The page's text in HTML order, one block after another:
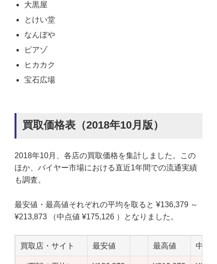
大黒屋
とけい堂
なんぼや
ピアゾ
ヒカカク
宝石広場
買取価格表（2018年10月版）
2018年10月、各店の買取価格を集計しました。この
ほか、バイヤー市場における直近1年間での流通実績
も調査。
最安値・最高値それぞれの平均を取ると ¥136,379 ～
¥213,873 （中点値 ¥175,126 ）となりました。
買取店・サイト 最安値 最高値 中点